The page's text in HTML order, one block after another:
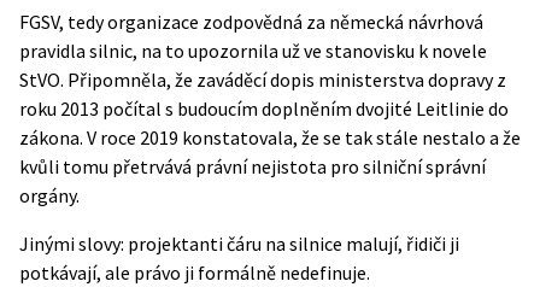
FGSV, tedy organizace zodpovědná za německá návrhová
pravidla silnic, na to upozornila už ve stanovisku k novele
StVO. Připomněla, že zaváděcí dopis ministerstva dopravy z
roku 2013 počítal s budoucím doplněním dvojité Leitlinie do
zákona. V roce 2019 konstatovala, že se tak stále nestalo a že
kvůli tomu přetrvává právní nejistota pro silniční správní
orgány.
Jinými slovy: projektanti čáru na silnice malují, řidiči ji
potkávají, ale právo ji formálně nedefinuje.